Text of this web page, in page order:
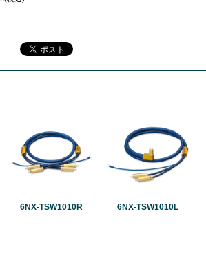
6NX-TSW1010R 6NX-TSW1010L